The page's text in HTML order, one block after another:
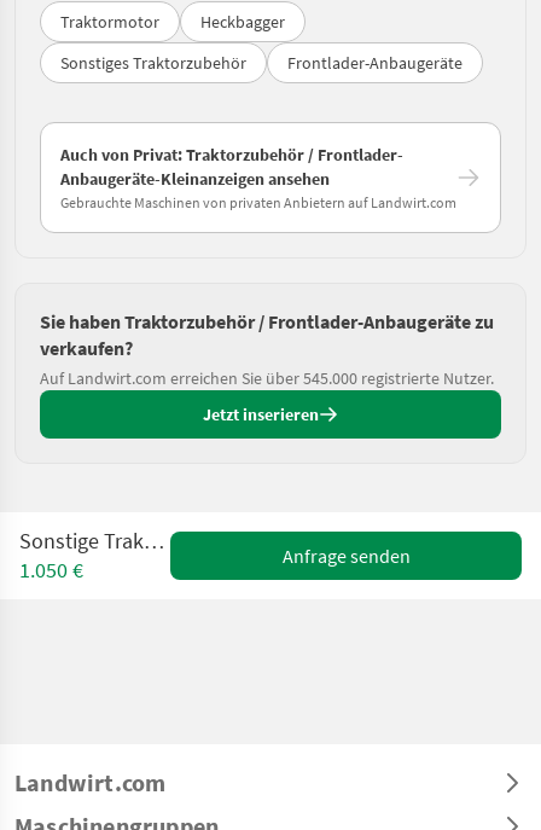
Traktormotor
Heckbagger
Sonstiges Traktorzubehör
Frontlader-Anbaugeräte
Auch von Privat: Traktorzubehör / Frontlader-
Anbaugeräte-Kleinanzeigen ansehen
Gebrauchte Maschinen von privaten Anbietern auf Landwirt.com
Sie haben Traktorzubehör / Frontlader-Anbaugeräte zu
verkaufen?
Auf Landwirt.com erreichen Sie über 545.000 registrierte Nutzer.
Jetzt inserieren
Sonstige Traktorkiste TZ
1.050 €
Anfrage senden
Landwirt.com